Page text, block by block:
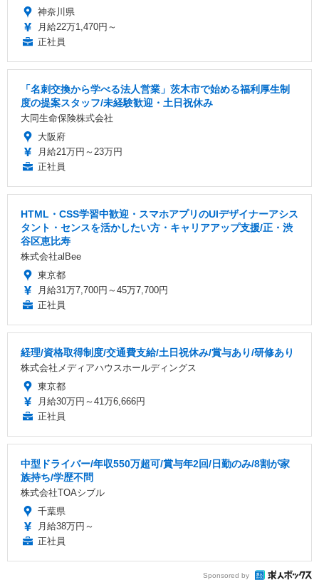
神奈川県
月給22万1,470円～
正社員
「名刺交換から学べる法人営業」茨木市で始める福利厚生制
度の提案スタッフ/未経験歓迎・土日祝休み
大同生命保険株式会社
大阪府
月給21万円～23万円
正社員
HTML・CSS学習中歓迎・スマホアプリのUIデザイナーアシス
タント・センスを活かしたい方・キャリアアップ支援/正・渋
谷区恵比寿
株式会社alBee
東京都
月給31万7,700円～45万7,700円
正社員
経理/資格取得制度/交通費支給/土日祝休み/賞与あり/研修あり
株式会社メディアハウスホールディングス
東京都
月給30万円～41万6,666円
正社員
中型ドライバー/年収550万超可/賞与年2回/日勤のみ/8割が家
族持ち/学歴不問
株式会社TOAシブル
千葉県
月給38万円～
正社員
Sponsored by